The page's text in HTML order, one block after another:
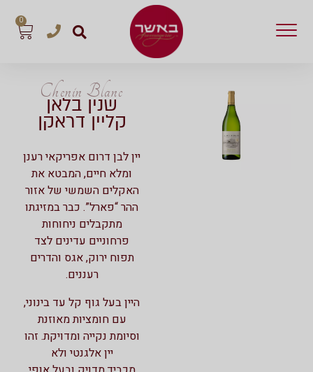
0
Chenin Blanc
שנין בלאן
קליין דראקן
יין לבן דרום אפריקאי רענן
ומלא חיים, המבטא את
האקלים השמשי של אזור
ההר “פארל”. כבר במזיגתו
מתקבלים ניחוחות
פרחוניים עדינים לצד
תפוח ירוק, אגס והדרים
רעננים.
היין בעל גוף קל עד בינוני,
עם חומציות מאוזנת
וסיומת נקייה ומדויקת. זהו
יין אלגנטי ולא